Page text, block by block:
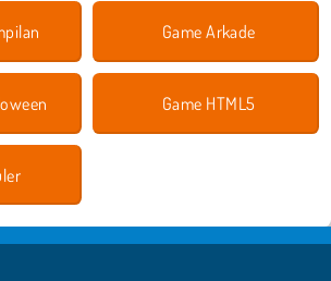
Game Arkade
Game HTML5